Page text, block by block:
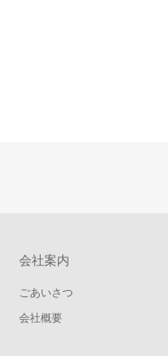
会社案内
ごあいさつ
会社概要